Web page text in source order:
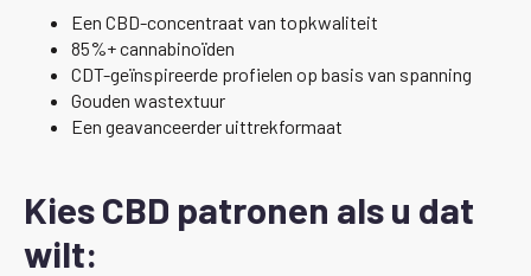
Een CBD-concentraat van topkwaliteit
85%+ cannabinoïden
CDT-geïnspireerde profielen op basis van spanning
Gouden wastextuur
Een geavanceerder uittrekformaat
Kies CBD patronen als u dat
wilt: